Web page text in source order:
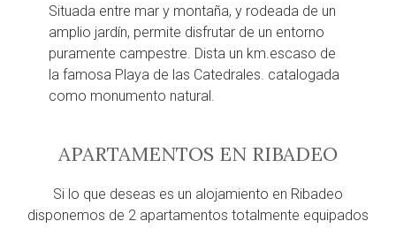
Situada entre mar y montaña, y rodeada de un
amplio jardín, permite disfrutar de un entorno
puramente campestre. Dista un km.escaso de
la famosa Playa de las Catedrales. catalogada
como monumento natural.
APARTAMENTOS EN RIBADEO
Si lo que deseas es un alojamiento en Ribadeo
disponemos de 2 apartamentos totalmente equipados